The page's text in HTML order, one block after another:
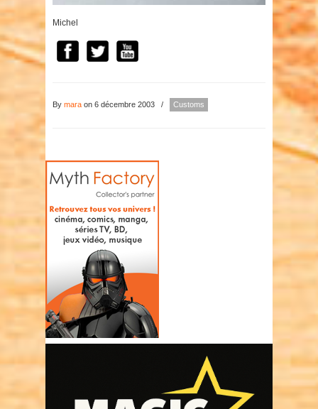
Michel
By mara on 6 décembre 2003 / Customs